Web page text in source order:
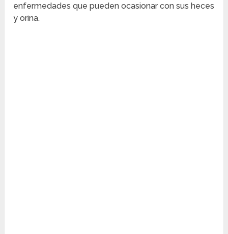
enfermedades que pueden ocasionar con sus heces
y orina.